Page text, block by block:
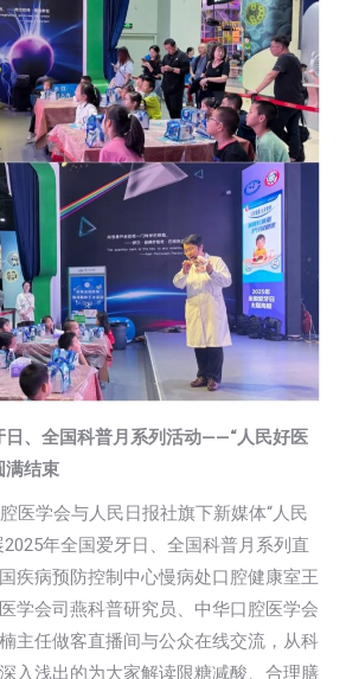
、全国科普月系列活动——“人民好医
满结束
医学会与人民日报社旗下新媒体“人民
年全国爱牙日、全国科普月系列直
疾病预防控制中心慢病处口腔健康室王
学会司燕科普研究员、中华口腔医学会
主任做客直播间与公众在线交流，从科
入浅出的为大家解读限糖减酸、合理膳